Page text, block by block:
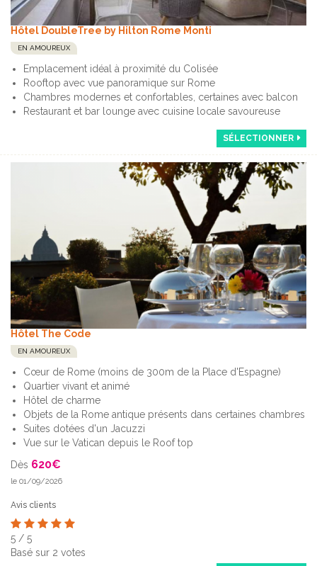
Hôtel DoubleTree by Hilton Rome Monti
EN AMOUREUX
Emplacement idéal à proximité du Colisée
Rooftop avec vue panoramique sur Rome
Chambres modernes et confortables, certaines avec balcon
Restaurant et bar lounge avec cuisine locale savoureuse
SÉLECTIONNER
Hôtel The Code
EN AMOUREUX
Cœur de Rome (moins de 300m de la Place d'Espagne)
Quartier vivant et animé
Hôtel de charme
Objets de la Rome antique présents dans certaines chambres
Suites dotées d'un Jacuzzi
Vue sur le Vatican depuis le Roof top
Dès 620€
le 01/09/2026
Avis clients
5 / 5
Basé sur 2 votes